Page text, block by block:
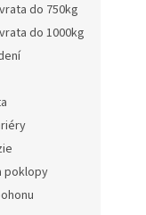
do 750kg
do 1000kg
poklopy